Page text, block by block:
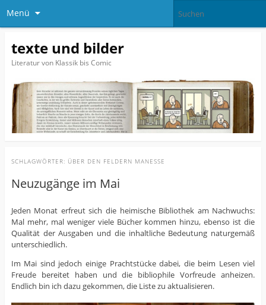
Menü
texte und bilder
Literatur von Klassik bis Comic
SCHLAGWÖRTER: ÜBER DEN FELDERN MANESSE
Neuzugänge im Mai
Jeden Monat erfreut sich die heimische Bibliothek am Nachwuchs:
Mal mehr, mal weniger viele Bücher kommen hinzu, ebenso ist die
Qualität der Ausgaben und die inhaltliche Bedeutung naturgemäß
unterschiedlich.
Im Mai sind jedoch einige Prachtstücke dabei, die beim Lesen viel
Freude bereitet haben und die bibliophile Vorfreude anheizen.
Endlich bin ich dazu gekommen, die Liste zu aktualisieren.